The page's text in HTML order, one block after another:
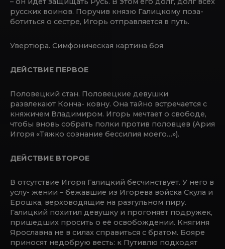
русских воинов. Поручив князю Галицкому поза-
ботиться о сестре, Игорь отправляется в путь.
Увертюра. Симфоническая картина боя
ДЕЙСТВИЕ ПЕРВОЕ
Половецкий стан. Половецкие девушки
развлекают Конча- ковну. Она тайно встречается с
княжичем Владимиром. Игорь мечтает о свободе,
чтобы вновь собрать полки против половцев (Ария
Игоря «Тяжко сознание бессилия моего…»).
ДЕЙСТВИЕ ВТОРОЕ
В отсутствие Игоря Галицкий бесчинствует. У него в
услу- жении – бежавшие из Игорева войска Скула и
Ерошка, верховодящие на разгульном пиру.
Галицкий похитил девушку и прогоняет подружек,
пришедших просить о её освобождении. Княгиня
Ярославна не в силах справиться с братом. Бояре
приносят недобрую весть: к Путивлю подходят